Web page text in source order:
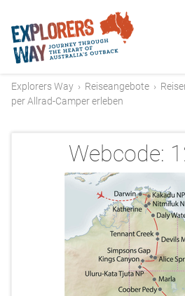
Explorers Way › Reiseangebote ›
per Allrad-Camper erleben
Webcode: